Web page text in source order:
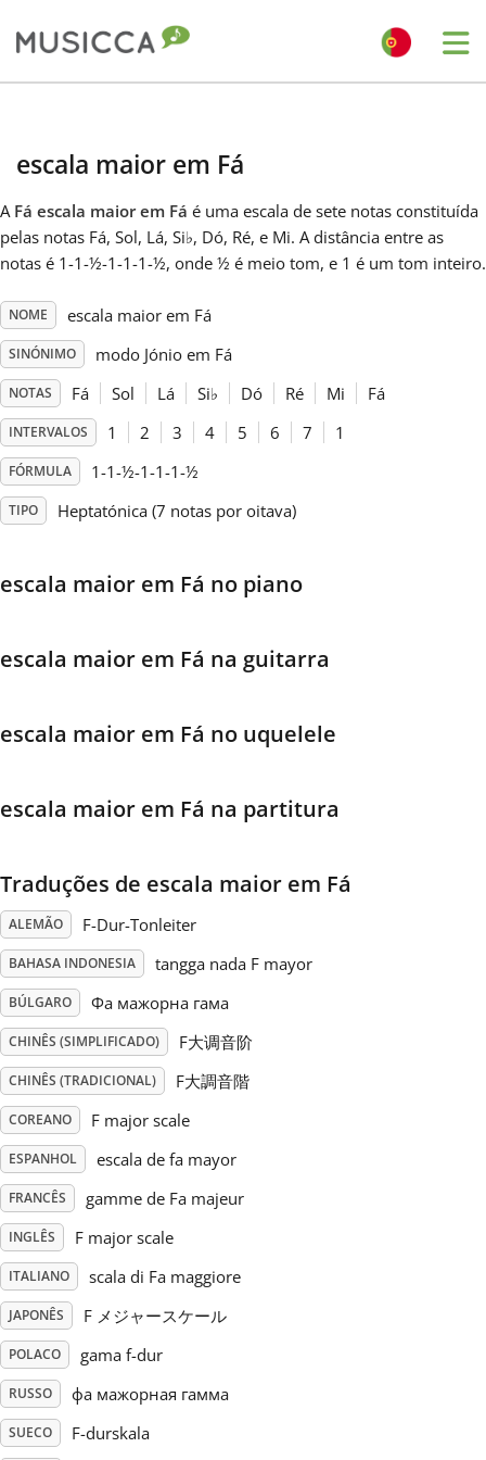
Dansk
Deutsch
English
Español
हिन्दी
Italiano
日本語
Polski
Português
Русский
Svenska
Tiếng Việt
简体中文
繁體中文
escala maior em Fá
A Fá escala maior em Fá é uma escala de sete notas constituída
pelas notas Fá, Sol, Lá, Si♭, Dó, Ré, e Mi. A distância entre as
notas é 1-1-½-1-1-1-½, onde ½ é meio tom, e 1 é um tom inteiro.
NOME escala maior em Fá
SINÓNIMO modo Jónio em Fá
NOTAS Fá Sol Lá Si♭ Dó Ré Mi Fá
INTERVALOS 1 2 3 4 5 6 7 1
FÓRMULA 1-1-½-1-1-1-½
TIPO Heptatónica (7 notas por oitava)
escala maior em Fá no piano
escala maior em Fá na guitarra
escala maior em Fá no uquelele
escala maior em Fá na partitura
Traduções de escala maior em Fá
ALEMÃO F-Dur-Tonleiter
BAHASA INDONESIA tangga nada F mayor
BÚLGARO Фа мажорна гама
CHINÊS (SIMPLIFICADO) F大调音阶
CHINÊS (TRADICIONAL) F大調音階
COREANO F major scale
ESPANHOL escala de fa mayor
FRANCÊS gamme de Fa majeur
INGLÊS F major scale
ITALIANO scala di Fa maggiore
JAPONÊS F メジャースケール
POLACO gama f-dur
RUSSO фа мажорная гамма
SUECO F-durskala